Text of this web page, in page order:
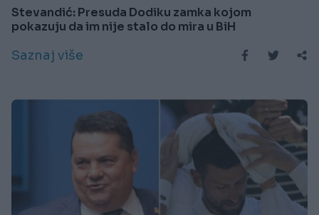
Stevandić: Presuda Dodiku zamka kojom
pokazuju da im nije stalo do mira u BiH
Saznaj više